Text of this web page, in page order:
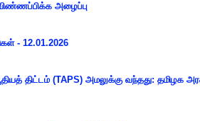
விண்ணப்பிக்க அழைப்பு
- 12.01.2026
திட்டம் (TAPS) அமலுக்கு வந்தது: தமிழக